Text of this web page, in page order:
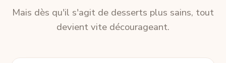
Mais dès qu'il s'agit de desserts plus sains, tout
devient vite décourageant.